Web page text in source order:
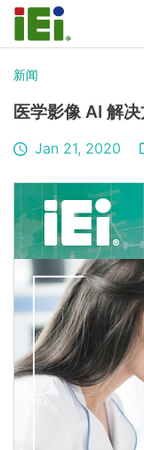
新闻
医学影像 AI 解
Jan 21, 2020